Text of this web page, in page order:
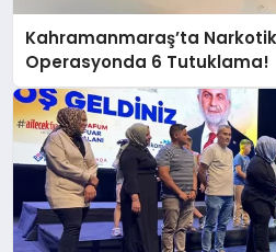
Kahramanmaraş’ta Narkotik
Operasyonda 6 Tutuklama!